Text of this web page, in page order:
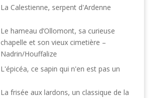
La Calestienne, serpent d'Ardenne
Le hameau d’Ollomont, sa curieuse
chapelle et son vieux cimetière –
Nadrin/Houffalize
L'épicéa, ce sapin qui n'en est pas un
La frisée aux lardons, un classique de la